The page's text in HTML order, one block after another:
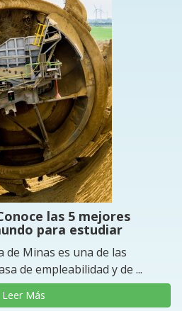
las 5 mejores
para estudiar
de Minas es una de las
de empleabilidad y de ...
Leer Más